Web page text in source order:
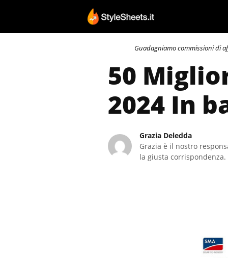
contenuto
Guadagniamo commissioni di
50
2024 In
Grazia Deledda
Grazia è il nostro
la giusta